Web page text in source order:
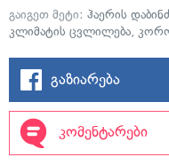
გაიგეთ მეტი: ჰაერის
კლიმატის ცვლილება,
გაზიარება
კომენტარები